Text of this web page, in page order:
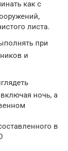
как с
листа.
при
и
ночь, а
в